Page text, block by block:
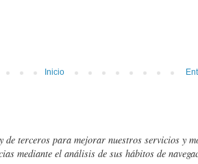
Inicio
de terceros para mejorar nuestros servicios y
mediante el análisis de sus hábitos de